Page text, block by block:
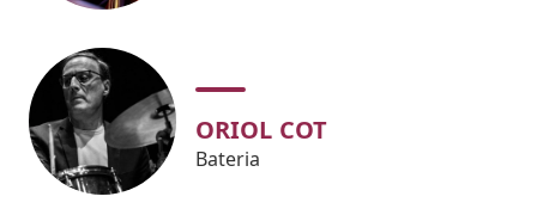
ORIOL COT
Bateria